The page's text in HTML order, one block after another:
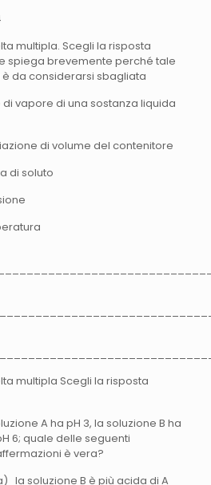
multipla. Scegli la risposta
e spiega brevemente perché tale
da considerarsi sbagliata
di vapore di una sostanza liquida
di volume del contenitore
di soluto
multipla Scegli la risposta
A ha pH 3, la soluzione B ha
6; quale delle seguenti
è vera?
la soluzione B è più acida di A